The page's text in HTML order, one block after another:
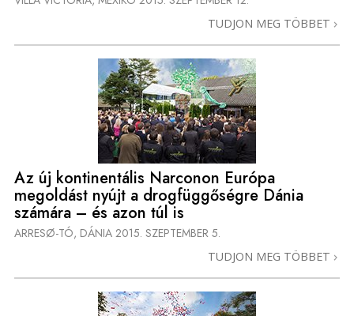
TUDJON MEG TÖBBET
Az új kontinentális Narconon Európa
megoldást nyújt a drogfüggőségre Dánia
számára – és azon túl is
ARRESØ-TÓ, DÁNIA 2015. SZEPTEMBER 5.
TUDJON MEG TÖBBET